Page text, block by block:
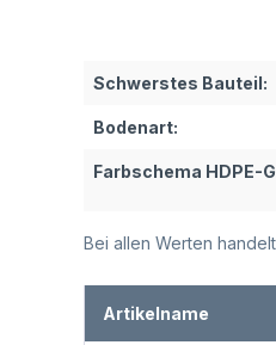
Schwerstes Bauteil:
Bodenart:
Farbschema HDPE-
Bei allen Werten
Artikelname